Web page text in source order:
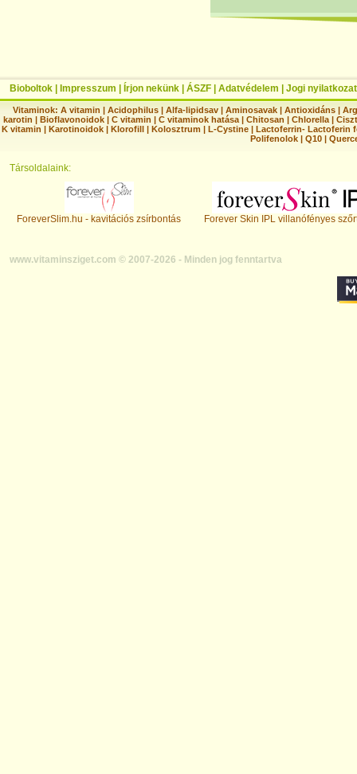
Bioboltok Impresszum Írjon nekünk ÁSZF Adatvédelem Jogi nyilatkozat
Vitaminok: A vitamin |Acidophilus |Alfa-lipidsav |Aminosavak |Antioxidáns |
karotin | Bioflavonoidok | C vitamin | C vitaminok hatása | Chitosan | Chlorella |
K vitamin | Karotinoidok | Klorofill | Kolosztrum | L-Cystine | Lactoferrin- Lactoferin
Polifenolok |Q10 |
Társoldalaink:
ForeverSlim.hu - kavitációs zsírbontás Forever Skin IPL villanófényes
www.vitaminsziget.com © 2007-2026 - Minden jog fenntartva